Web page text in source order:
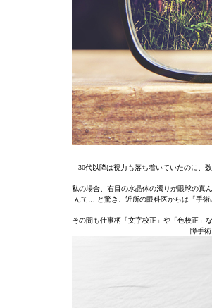
30代以降は視力も落ち着いていたのに、
私の場合、右目の水晶体の濁りが眼球の真
んて… と驚き、近所の眼科医からは「手術
その間も仕事柄「文字校正」や「色校正」
障手